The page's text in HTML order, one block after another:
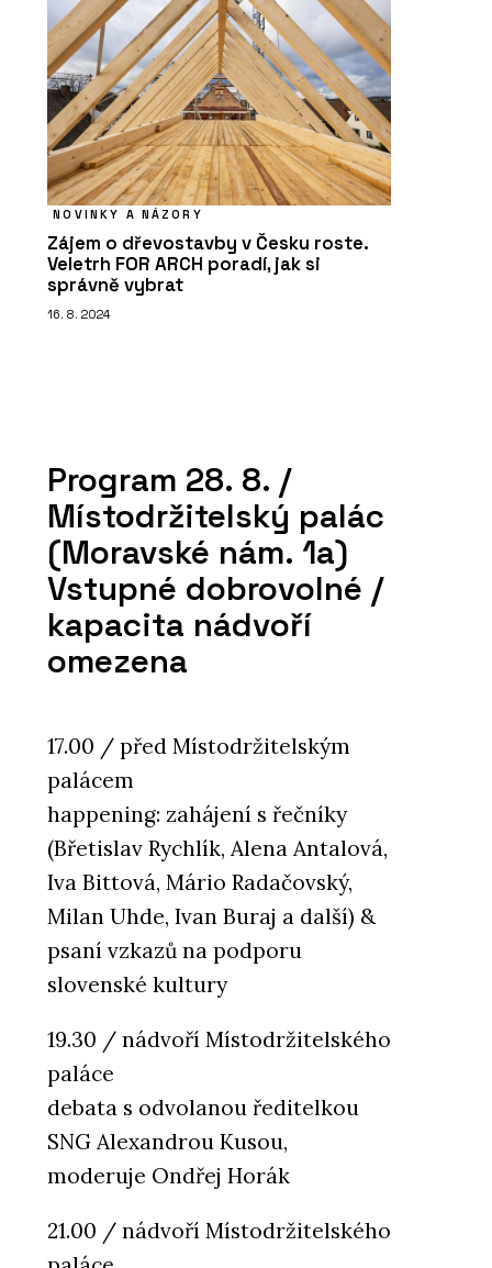
NOVINKY A NÁZORY
Zájem o dřevostavby v Česku roste.
Veletrh FOR ARCH poradí, jak si
správně vybrat
16. 8. 2024
Program 28. 8. /
Místodržitelský palác
(Moravské nám. 1a)
Vstupné dobrovolné /
kapacita nádvoří
omezena
17.00 / před Místodržitelským
palácem
happening: zahájení s řečníky
(Břetislav Rychlík, Alena Antalová,
Iva Bittová, Mário Radačovský,
Milan Uhde, Ivan Buraj a další) &
psaní vzkazů na podporu
slovenské kultury
19.30 / nádvoří Místodržitelského
paláce
debata s odvolanou ředitelkou
SNG Alexandrou Kusou,
moderuje Ondřej Horák
21.00 / nádvoří Místodržitelského